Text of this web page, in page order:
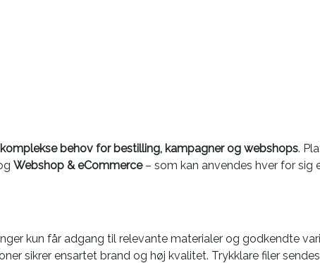
komplekse behov for bestilling, kampagner og webshops.
Webshop & eCommerce– som kan anvendes hver for sig
kun får adgang til relevante materialer og godkendte
sikrer ensartet brand og høj kvalitet. Trykklare filer